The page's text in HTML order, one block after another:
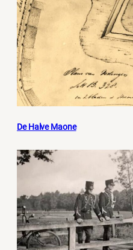
De Halve Maone